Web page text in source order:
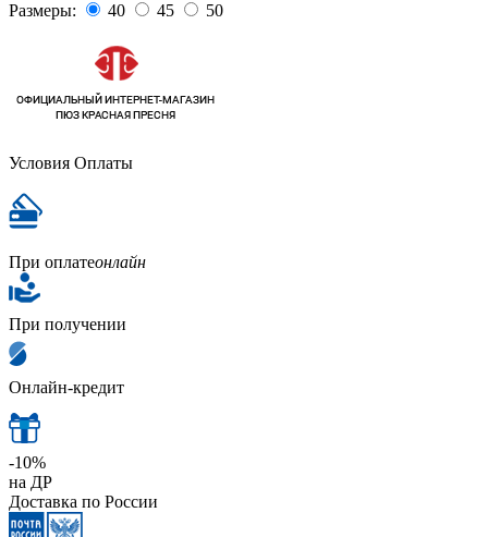
Размеры:
40 45 50
Условия Оплаты
При оплатеонлайн
При получении
Онлайн-кредит
-10%
на ДР
Доставка по России